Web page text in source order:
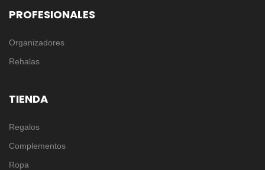
PROFESIONALES
Organizadores
Rehalas
TIENDA
Regalos
Complementos
Ropa